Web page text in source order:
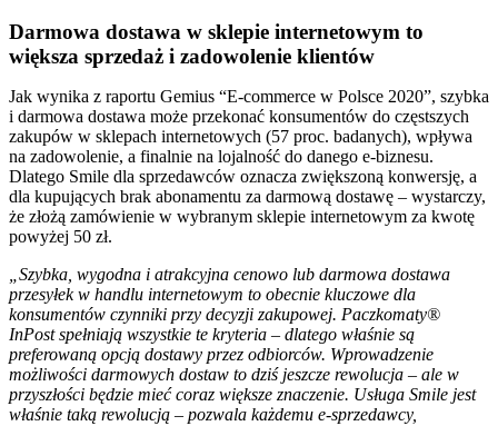
Darmowa dostawa w sklepie internetowym to
większa sprzedaż i zadowolenie klientów
Jak wynika z raportu Gemius “E-commerce w Polsce 2020”, szybka
i darmowa dostawa może przekonać konsumentów do częstszych
zakupów w sklepach internetowych (57 proc. badanych), wpływa
na zadowolenie, a finalnie na lojalność do danego e-biznesu.
Dlatego Smile dla sprzedawców oznacza zwiększoną konwersję, a
dla kupujących brak abonamentu za darmową dostawę – wystarczy,
że złożą zamówienie w wybranym sklepie internetowym za kwotę
powyżej 50 zł.
„Szybka, wygodna i atrakcyjna cenowo lub darmowa dostawa
przesyłek w handlu internetowym to obecnie kluczowe dla
konsumentów czynniki przy decyzji zakupowej. Paczkomaty®
InPost spełniają wszystkie te kryteria – dlatego właśnie są
preferowaną opcją dostawy przez odbiorców. Wprowadzenie
możliwości darmowych dostaw to dziś jeszcze rewolucja – ale w
przyszłości będzie mieć coraz większe znaczenie. Usługa Smile jest
właśnie taką rewolucją – pozwala każdemu e-sprzedawcy,